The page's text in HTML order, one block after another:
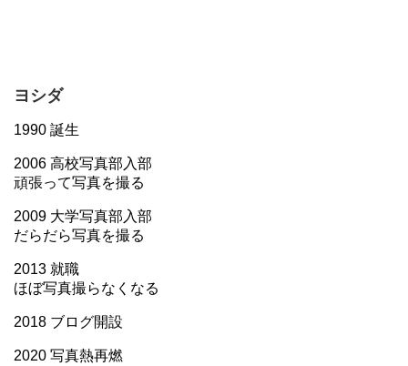
ヨシダ
1990 誕生
2006 高校写真部入部
頑張って写真を撮る
2009 大学写真部入部
だらだら写真を撮る
2013 就職
ほぼ写真撮らなくなる
2018 ブログ開設
2020 写真熱再燃